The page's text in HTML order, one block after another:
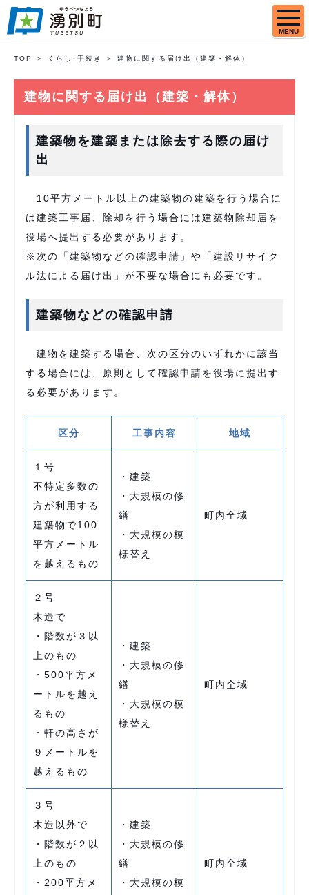
MENU
TOP くらし･手続き 建物に関する届け出（建築・解体）
建物に関する届け出（建築・解体）
建築物を建築または除去する際の届け
出
10平方メートル以上の建築物の建築を行う場合に
は建築工事届、除却を行う場合には建築物除却届を
役場へ提出する必要があります。
※次の「建築物などの確認申請」や「建設リサイク
ル法による届け出」が不要な場合にも必要です。
建築物などの確認申請
建物を建築する場合、次の区分のいずれかに該当
する場合には、原則として確認申請を役場に提出す
る必要があります。
区分 工事内容 地域
１号
不特定多数の
方が利用する
建築物で100
平方メートル
を越えるもの
・建築
・大規模の修
繕
・大規模の模
様替え
町内全域
２号
木造で
・階数が３以
上のもの
・500平方メ
ートルを越え
るもの
・軒の高さが
９メートルを
越えるもの
・建築
・大規模の修
繕
・大規模の模
様替え
町内全域
３号
木造以外で
・階数が２以
上のもの
・200平方メ
・建築
・大規模の修
繕
・大規模の模
町内全域